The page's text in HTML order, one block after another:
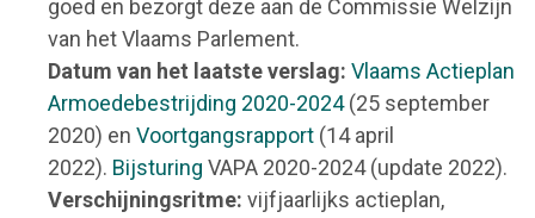
goed en bezorgt deze aan de Commissie Welzijn
van het Vlaams Parlement.
Datum van het laatste verslag: Vlaams Actieplan
Armoedebestrijding 2020-2024(25 september
2020) en Voortgangsrapport (14 april
2022). Bijsturing VAPA 2020-2024 (update 2022).
Verschijningsritme: vijfjaarlijks actieplan,